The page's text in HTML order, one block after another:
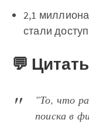
2,1
стали
💬
"То, что
поиска в